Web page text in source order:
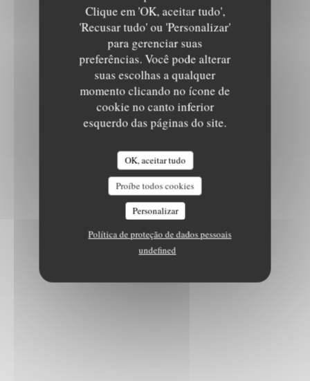
Clique em 'OK, aceitar tudo',
'Recusar tudo' ou 'Personalizar'
para gerenciar suas
preferências. Você pode alterar
suas escolhas a qualquer
momento clicando no ícone de
cookie no canto inferior
esquerdo das páginas do site.
OK, aceitar tudo
Proíbe todos cookies
Personalizar
Política de proteção de dados pessoais
undefined